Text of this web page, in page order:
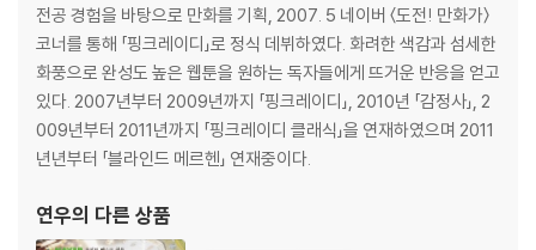
전공 경험을 바탕으로 만화를 기획, 2007. 5 네이버 〈도전! 만화가〉
코너를 통해 「핑크레이디」로 정식 데뷔하였다. 화려한 색감과 섬세한
화풍으로 완성도 높은 웹툰을 원하는 독자들에게 뜨거운 반응을 얻고
있다. 2007년부터 2009년까지 「핑크레이디」, 2010년 「감정사」, 2
009년부터 2011년까지 「핑크레이디 클래식」을 연재하였으며 2011
년년부터 「블라인드 메르헨」 연재중이다.
연우의 다른 상품